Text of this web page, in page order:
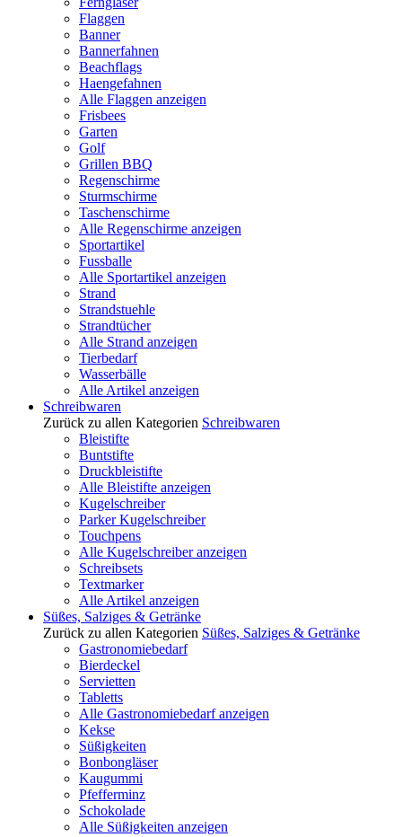
Flaggen
Banner
Bannerfahnen
Beachflags
Haengefahnen
Alle Flaggen anzeigen
Frisbees
Garten
Golf
Grillen BBQ
Regenschirme
Sturmschirme
Taschenschirme
Alle Regenschirme anzeigen
Sportartikel
Fussballe
Alle Sportartikel anzeigen
Strand
Strandstuehle
Strandtücher
Alle Strand anzeigen
Tierbedarf
Wasserbälle
Alle Artikel anzeigen
Schreibwaren
Zurück zu allen Kategorien Schreibwaren
Bleistifte
Buntstifte
Druckbleistifte
Alle Bleistifte anzeigen
Kugelschreiber
Parker Kugelschreiber
Touchpens
Alle Kugelschreiber anzeigen
Schreibsets
Textmarker
Alle Artikel anzeigen
Süßes, Salziges & Getränke
Zurück zu allen Kategorien Süßes, Salziges & Getränke
Gastronomiebedarf
Bierdeckel
Servietten
Tabletts
Alle Gastronomiebedarf anzeigen
Kekse
Süßigkeiten
Bonbongläser
Kaugummi
Pfefferminz
Schokolade
Alle Süßigkeiten anzeigen